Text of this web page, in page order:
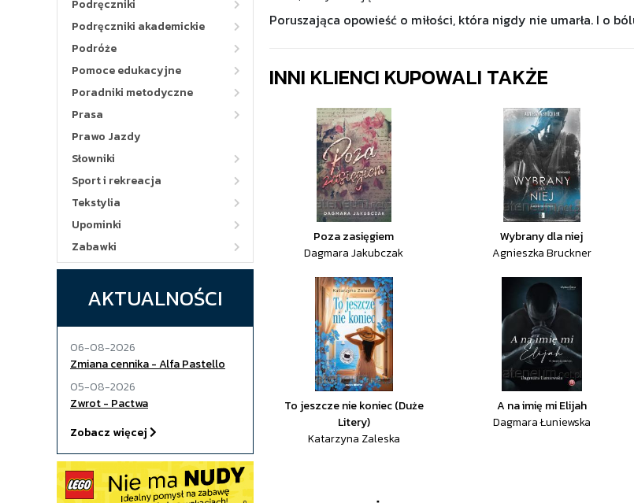
Podręczniki
Podręczniki akademickie
Podróże
Pomoce edukacyjne
Poradniki metodyczne
Prasa
Prawo Jazdy
Słowniki
Sport i rekreacja
Tekstylia
Upominki
Zabawki
AKTUALNOŚCI
06-08-2026
Zmiana cennika - Alfa Pastello
05-08-2026
Zwrot - Pactwa
Zobacz więcej
Poruszająca opowieść o miłości, która nigdy nie umarła. I o
INNI KLIENCI KUPOWALI TAKŻE
Poza zasięgiem
Dagmara Jakubczak
Wybrany dla niej
Agnieszka Bruckner
To jeszcze nie koniec (Duże
Litery)
Katarzyna Zaleska
A na imię mi Elijah
Dagmara Łuniewska